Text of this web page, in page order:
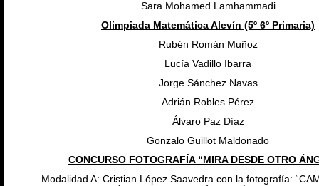
Sara Mohamed Lamhammadi
Olimpiada Matemática Alevín (5º 6º Primaria)
Rubén Román Muñoz
Lucía Vadillo Ibarra
Jorge Sánchez Navas
Adrián Robles Pérez
Álvaro Paz Díaz
Gonzalo Guillot Maldonado
CONCURSO FOTOGRAFÍA “MIRA DESDE OTRO
Modalidad A: Cristian López Saavedra con la fotografía: